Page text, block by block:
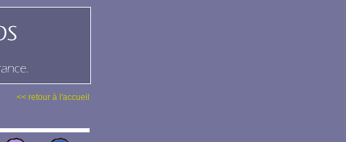
<< retour à l'accueil